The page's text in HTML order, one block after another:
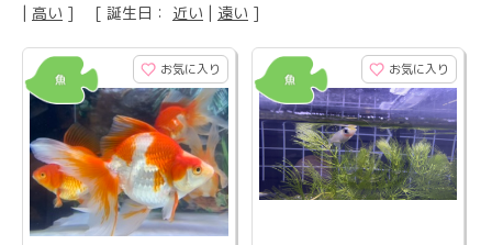
| 高い ] [ 誕生日： 近い | 遠い ]
お気に入り お気に入り